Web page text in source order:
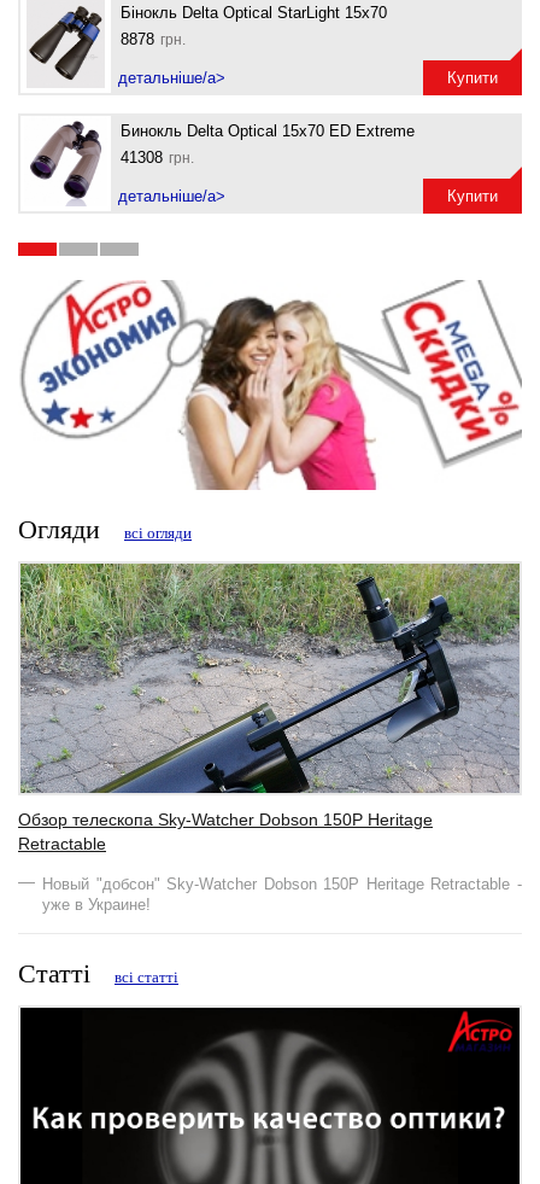
Бінокль Delta Optical StarLight 15x70
8878 грн.
детальніше/a> Купити
Бинокль Delta Optical 15x70 ED Extreme
41308 грн.
детальніше/a> Купити
Огляди всі огляди
Обзор телескопа Sky-Watcher Dobson 150Р Heritage
Retractable
Новый "добсон" Sky-Watcher Dobson 150Р Heritage Retractable -
уже в Украине!
Статті всі статті